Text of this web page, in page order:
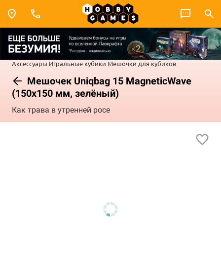
Аксессуары Игральные кубики Мешочки для кубиков
Мешочек Uniqbag 15 MagneticWave
(150х150 мм, зелёный)
Как трава в утренней росе